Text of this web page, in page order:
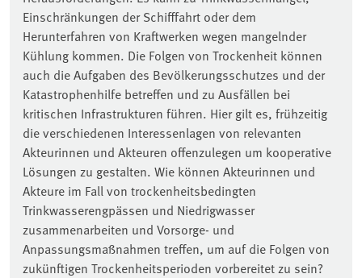
Einschränkungen der Schifffahrt oder dem
Herunterfahren von Kraftwerken wegen mangelnder
Kühlung kommen. Die Folgen von Trockenheit können
auch die Aufgaben des Bevölkerungsschutzes und der
Katastrophenhilfe betreffen und zu Ausfällen bei
kritischen Infrastrukturen führen. Hier gilt es, frühzeitig
die verschiedenen Interessenlagen von relevanten
Akteurinnen und Akteuren offenzulegen um kooperative
Lösungen zu gestalten. Wie können Akteurinnen und
Akteure im Fall von trockenheitsbedingten
Trinkwasserengpässen und Niedrigwasser
zusammenarbeiten und Vorsorge- und
Anpassungsmaßnahmen treffen, um auf die Folgen von
zukünftigen Trockenheitsperioden vorbereitet zu sein?